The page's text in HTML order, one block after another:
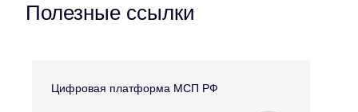
Полезные ссылки
Цифровая платформа МСП РФ